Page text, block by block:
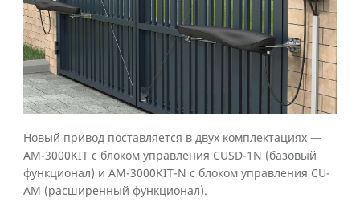
Новый привод поставляется в двух комплектациях —
AM-3000KIT с блоком управления CUSD-1N (базовый
функционал) и AM-3000KIT-N с блоком управления CU-
AM (расширенный функционал).